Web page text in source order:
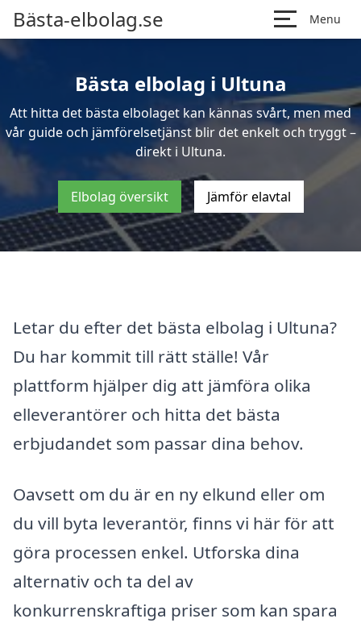
Bästa-elbolag.se Menu
Bästa elbolag i Ultuna
Att hitta det bästa elbolaget kan kännas svårt, men med
vår guide och jämförelsetjänst blir det enkelt och tryggt –
direkt i Ultuna.
Elbolag översikt Jämför elavtal
Letar du efter det bästa elbolag i Ultuna?
Du har kommit till rätt ställe! Vår
plattform hjälper dig att jämföra olika
elleverantörer och hitta det bästa
erbjudandet som passar dina behov.
Oavsett om du är en ny elkund eller om
du vill byta leverantör, finns vi här för att
göra processen enkel. Utforska dina
alternativ och ta del av
konkurrenskraftiga priser som kan spara